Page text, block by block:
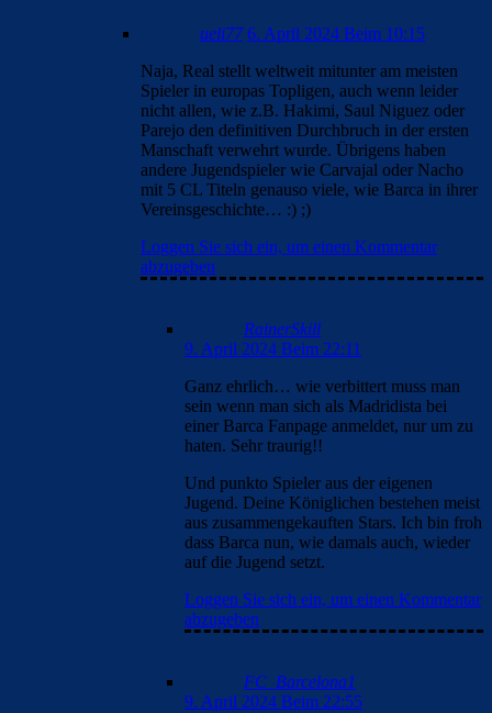
ueli77 6. April 2024 Beim 10:15
Naja, Real stellt weltweit mitunter am meisten
Spieler in europas Topligen, auch wenn leider
nicht allen, wie z.B. Hakimi, Saul Niguez oder
Parejo den definitiven Durchbruch in der ersten
Manschaft verwehrt wurde. Übrigens haben
andere Jugendspieler wie Carvajal oder Nacho
mit 5 CL Titeln genauso viele, wie Barca in ihrer
Vereinsgeschichte… :) ;)
Loggen Sie sich ein, um einen Kommentar
abzugeben
RainerSkill
9. April 2024 Beim 22:11
Ganz ehrlich… wie verbittert muss man
sein wenn man sich als Madridista bei
einer Barca Fanpage anmeldet, nur um zu
haten. Sehr traurig!!
Und punkto Spieler aus der eigenen
Jugend. Deine Königlichen bestehen meist
aus zusammengekauften Stars. Ich bin froh
dass Barca nun, wie damals auch, wieder
auf die Jugend setzt.
Loggen Sie sich ein, um einen Kommentar
abzugeben
FC_Barcelona1
9. April 2024 Beim 22:55